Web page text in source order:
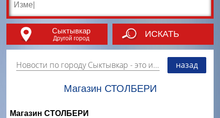
Сыктывкар
Другой город ИСКАТЬ
Новости по городу Сыктывкар - это информация о событиях, мероприятиях и торгово-коммерческой деятельности города. Страницу наполняют платные и бесплатные объявления, имеющие функцию "поднятия вверх списка". назад
Магазин СТОЛБЕРИ
Магазин СТОЛБЕРИ